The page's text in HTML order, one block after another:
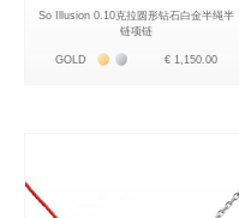
So Illusion 0.10克拉圆形钻石白金半绳半
链项链
GOLD Жёлтое золото 18К
Белое золото 18К
€ 1,150.00